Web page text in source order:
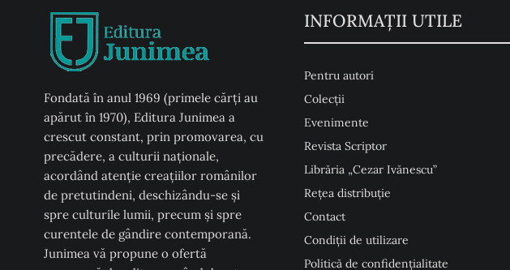
Fondată în anul 1969 (primele cărți au
apărut în 1970), Editura Junimea a
crescut constant, prin promovarea, cu
precădere, a culturii naţionale,
acordând atenţie creaţiilor românilor
de pretutindeni, deschizându-se şi
spre culturile lumii, precum şi spre
curentele de gândire contemporană.
Junimea vă propune o ofertă
INFORMAŢII UTILE
Pentru autori
Colecţii
Evenimente
Revista Scriptor
Librăria „Cezar Ivănescu”
Rețea distribuție
Contact
Condiţii de utilizare
Politică de confidențialitate